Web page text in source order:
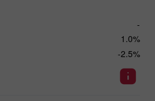
-
1.0%
-2.5%